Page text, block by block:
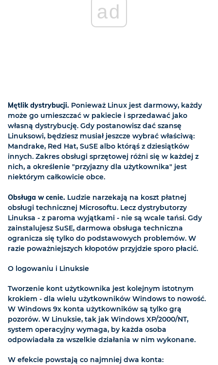
ad
Mętlik dystrybucji. Ponieważ Linux jest darmowy, każdy
może go umieszczać w pakiecie i sprzedawać jako
własną dystrybucję. Gdy postanowisz dać szansę
Linuksowi, będziesz musiał jeszcze wybrać właściwą:
Mandrake, Red Hat, SuSE albo którąś z dziesiątków
innych. Zakres obsługi sprzętowej różni się w każdej z
nich, a określenie "przyjazny dla użytkownika" jest
niektórym całkowicie obce.
Obsługa w cenie. Ludzie narzekają na koszt płatnej
obsługi technicznej Microsoftu. Lecz dystrybutorzy
Linuksa - z paroma wyjątkami - nie są wcale tańsi. Gdy
zainstalujesz SuSE, darmowa obsługa techniczna
ogranicza się tylko do podstawowych problemów. W
razie poważniejszych kłopotów przyjdzie sporo płacić.
O logowaniu i Linuksie
Tworzenie kont użytkownika jest kolejnym istotnym
krokiem - dla wielu użytkowników Windows to nowość.
W Windows 9x konta użytkowników są tylko grą
pozorów. W Linuksie, tak jak Windows XP/2000/NT,
system operacyjny wymaga, by każda osoba
odpowiadała za wszelkie działania w nim wykonane.
W efekcie powstają co najmniej dwa konta: